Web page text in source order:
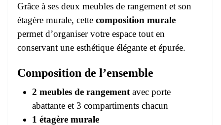
Grâce à ses deux meubles de rangement et son
étagère murale, cette composition murale
permet d’organiser votre espace tout en
conservant une esthétique élégante et épurée.
Composition de l’ensemble
2 meubles de rangement avec porte
abattante et 3 compartiments chacun
1 étagère murale